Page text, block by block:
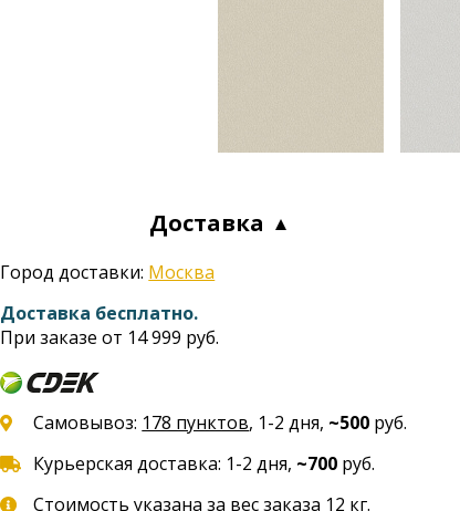
Доставка
Город доставки: Москва
Доставка бесплатно.
При заказе от 14 999 руб.
Самовывоз: 178 пунктов, 1-2 дня, ~500 руб.
Курьерская доставка: 1-2 дня, ~700 руб.
Стоимость указана за вес заказа 12 кг.